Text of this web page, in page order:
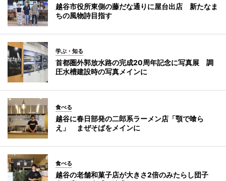
越谷市役所東側の藤だな通りに屋台出店 新たなま
ちの風物詩目指す
学ぶ・知る
首都圏外郭放水路の完成20周年記念に写真展 調
圧水槽建設時の写真メインに
食べる
越谷に春日部発の二郎系ラーメン店「顎で喰ら
え」 まぜそばをメインに
食べる
越谷の老舗和菓子店が大きさ2倍のみたらし団子